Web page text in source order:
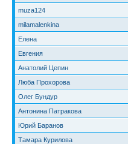
muza124
milamalenkina
Елена
Евгения
Анатолий Цепин
Люба Прохорова
Олег Бундур
Антонина Патракова
Юрий Баранов
Тамара Курилова